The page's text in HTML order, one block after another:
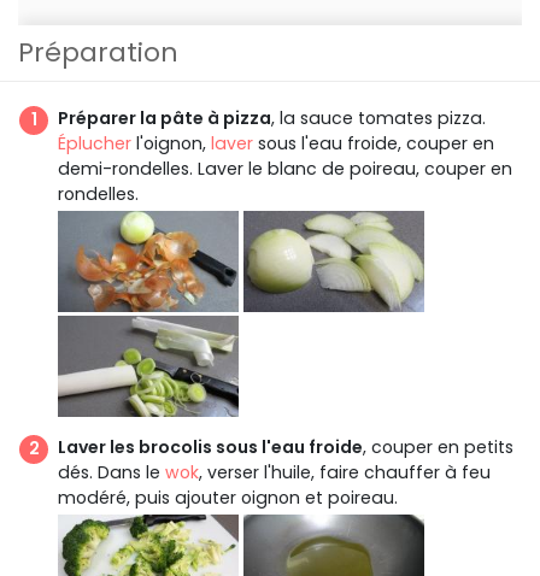
Préparation
Préparer la pâte à pizza, la sauce tomates pizza.
Éplucher l'oignon, laver sous l'eau froide, couper en
demi-rondelles. Laver le blanc de poireau, couper en
rondelles.
Laver les brocolis sous l'eau froide, couper en petits
dés. Dans le wok, verser l'huile, faire chauffer à feu
modéré, puis ajouter oignon et poireau.